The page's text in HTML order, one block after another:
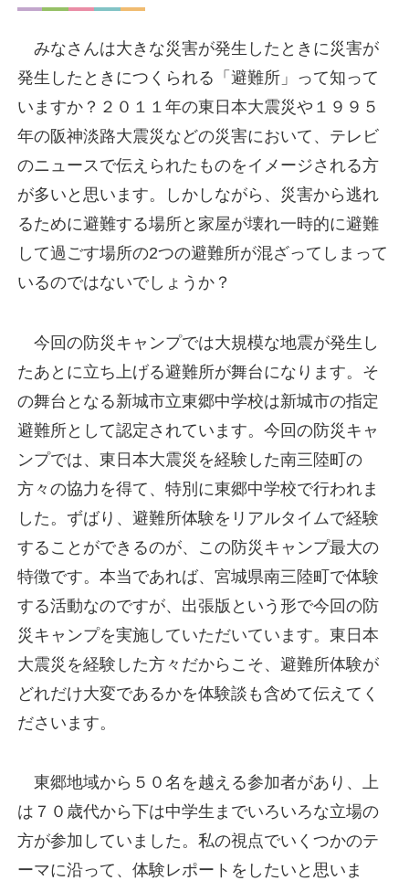
みなさんは大きな災害が発生したときに災害が
発生したときにつくられる「避難所」って知って
いますか？２０１１年の東日本大震災や１９９５
年の阪神淡路大震災などの災害において、テレビ
のニュースで伝えられたものをイメージされる方
が多いと思います。しかしながら、災害から逃れ
るために避難する場所と家屋が壊れ一時的に避難
して過ごす場所の2つの避難所が混ざってしまって
いるのではないでしょうか？
今回の防災キャンプでは大規模な地震が発生し
たあとに立ち上げる避難所が舞台になります。そ
の舞台となる新城市立東郷中学校は新城市の指定
避難所として認定されています。今回の防災キャ
ンプでは、東日本大震災を経験した南三陸町の
方々の協力を得て、特別に東郷中学校で行われま
した。ずばり、避難所体験をリアルタイムで経験
することができるのが、この防災キャンプ最大の
特徴です。本当であれば、宮城県南三陸町で体験
する活動なのですが、出張版という形で今回の防
災キャンプを実施していただいています。東日本
大震災を経験した方々だからこそ、避難所体験が
どれだけ大変であるかを体験談も含めて伝えてく
ださいます。
東郷地域から５０名を越える参加者があり、上
は７０歳代から下は中学生までいろいろな立場の
方が参加していました。私の視点でいくつかのテ
ーマに沿って、体験レポートをしたいと思いま